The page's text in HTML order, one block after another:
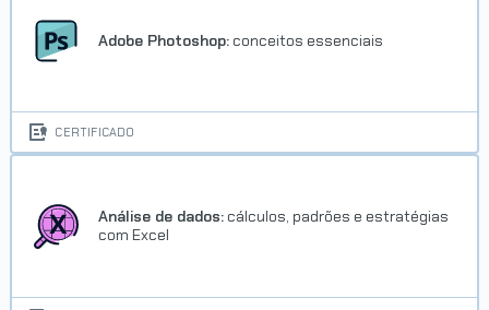
comportamento
Adobe Photoshop: conceitos essenciais
CERTIFICADO
Análise de dados: cálculos, padrões e estratégias
com Excel